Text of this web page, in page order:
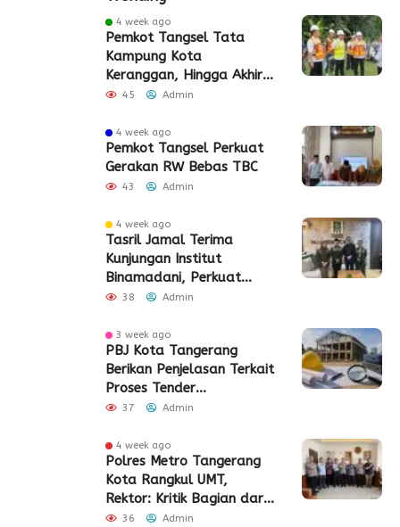
4 week ago
Pemkot Tangsel Tata
Kampung Kota
Keranggan, Hingga Akhir
2026
45 Admin
4 week ago
Pemkot Tangsel Perkuat
Gerakan RW Bebas TBC
43 Admin
4 week ago
Tasril Jamal Terima
Kunjungan Institut
Binamadani, Perkuat
Sinergi Bangun SDM Kota
38 Admin
3 week ago
PBJ Kota Tangerang
Berikan Penjelasan Terkait
Proses Tender
Pembangunan Eks Pabrik
37 Admin
4 week ago
Polres Metro Tangerang
Kota Rangkul UMT,
Rektor: Kritik Bagian dari
Demokrasi
36 Admin